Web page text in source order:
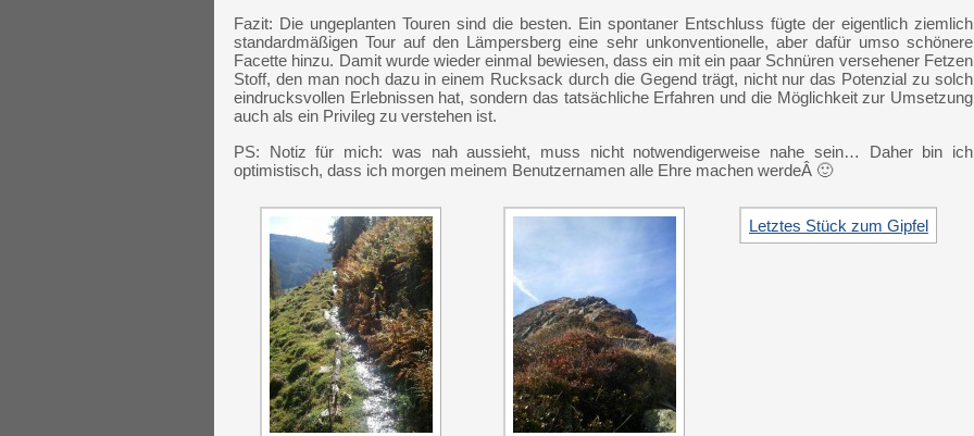
Fazit: Die ungeplanten Touren sind die besten. Ein spontaner Entschluss fügte der eigentlich ziemlich
standardmäßigen Tour auf den Lämpersberg eine sehr unkonventionelle, aber dafür umso schönere
Facette hinzu. Damit wurde wieder einmal bewiesen, dass ein mit ein paar Schnüren versehener Fetzen
Stoff, den man noch dazu in einem Rucksack durch die Gegend trägt, nicht nur das Potenzial zu solch
eindrucksvollen Erlebnissen hat, sondern das tatsächliche Erfahren und die Möglichkeit zur Umsetzung
auch als ein Privileg zu verstehen ist.
PS: Notiz für mich: was nah aussieht, muss nicht notwendigerweise nahe sein… Daher bin ich
optimistisch, dass ich morgen meinem Benutzernamen alle Ehre machen werdeÂ 🙂